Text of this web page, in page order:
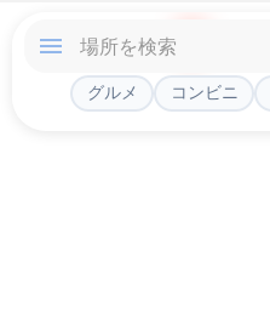
グルメ コンビニ